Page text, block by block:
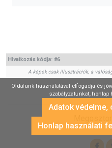
Hivatkozás kódja:#6
A képek csak illusztrációk, a
Oldalunk használatával elfogadja és
szabályzatunkat, honlap
Adatok védelme,
Honlap használati